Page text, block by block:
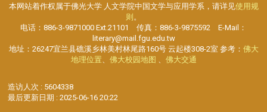
本网站着作权属于佛光大学 人文学院中国文学与应用学系，请详见使用规
则 。
电话：886-3-9871000 Ext.21101 传真：886-3-9875592 E-Mail：
literary@mail.fgu.edu.tw
地址：26247宜兰县礁溪乡林美村林尾路160号 云起楼308-2室 参考： 佛大
地理位置
佛大校园地图 佛大交通
造访人次 : 5604338
最后更新日期 : 2025-06-16 20:22